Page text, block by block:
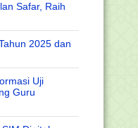
Safar, Raih
2025 dan
Uji
Guru